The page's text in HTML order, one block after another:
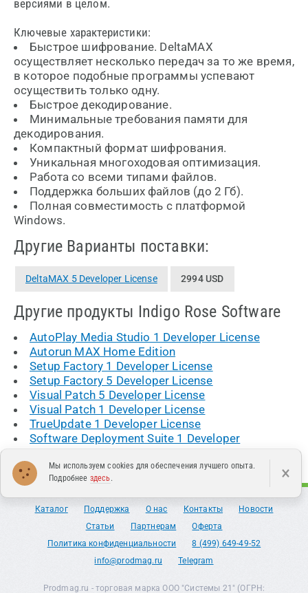
версиями в целом.
Ключевые характеристики:
Быстрое шифрование. DeltaMAX
осуществляет несколько передач за то же время,
в которое подобные программы успевают
осуществить только одну.
Быстрое декодирование.
Минимальные требования памяти для
декодирования.
Компактный формат шифрования.
Уникальная многоходовая оптимизация.
Работа со всеми типами файлов.
Поддержка больших файлов (до 2 Гб).
Полная совместимость с платформой
Windows.
Другие Варианты поставки:
DeltaMAX 5 Developer License 2994 USD
Другие продукты Indigo Rose Software
AutoPlay Media Studio 1 Developer License
Autorun MAX Home Edition
Setup Factory 1 Developer License
Setup Factory 5 Developer License
Visual Patch 5 Developer License
Visual Patch 1 Developer License
TrueUpdate 1 Developer License
Software Deployment Suite 1 Developer
Каталог Поддержка О нас Контакты
Новости
Статьи
Партнерам
Оферта
Политика конфиденциальности
8 (499) 649-49-52
info@prodmag.ru
Telegram
Prodmag.ru - торговая марка ООО "Системы 21" (ОГРН:
Мы используем cookies для обеспечения лучшего опыта.
Подробнее здесь. ×